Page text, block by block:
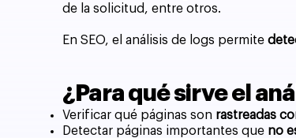
de la solicitud, entre otros.
En SEO, el análisis de logs permite
¿Para qué sirve el
Verificar qué páginas son rastreadas
Detectar páginas importantes que no